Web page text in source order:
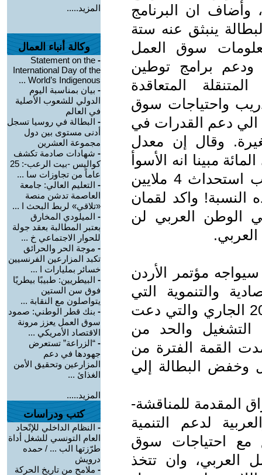
وأضاف ان البرنامج
ينبثق عنه ستة
سوق العمل
ودعم برامج توطين
المتعاقدة
واحتياجات سوق
الي دعم القدرات في
وقال إن معدل
الوطن العربي بلغ 14 في المائة مبينا انه الأسوأ
بين جميع مناطق العالم والامر يتطلب استحداث 4 ملايين
النسبة! واكد لقمان
الوطن العربي لن
مؤتمر الأردن
والتنموية التي
عقدت في الكويت في بداية عام 2009 الجاري والتي دعت
التشغيل والحد من
القمة الفترة من
وخفض البطالة إلي
المقدمة للمناقشة-
لدعم التنمية
مع احتياجات سوق
العربي، وان تتخذ
المزيد.....
وكالة أنباء العمال
-
Statement on the
International Day of the
World’s Indigenous ...
- بيان بمناسبة اليوم
الدولي للشعوب الأصلية
في العالم
- البطالة في روسيا تسجل
أدنى مستوى بين دول
مجموعة العشرين
- شهادات صادمة تكشف
كواليس -بيت الرعب-: 25
عاماً من تجاوزات سا ...
- التعليم العالي: جامعة
العاصمة تدشن منصة
«تلاقي» لربط البحث ا ...
- الميلودي المخارق
بعتبر المطالبة بعقد جولة
للحوار الاجتماعي خ ...
- موجة الحر والحرائق
تكبد المزارعين الفرنسيين
خسائر بمليارات ا ...
- البيطريين: طبيبًا بيطريًا
فوق سن الستين
يتواصلون مع النقابة ...
- بنك قطر الوطني: صمود
سوق العمل يعزز مرونة
الاقتصاد الأمريكي ...
- “الزراعة” تستعرض
جهودها في دعم
المزارعين وتحقيق الأمن
الغذائ ...
المزيد.....
كتب ودراسات
- النظام الداخلي للإتّحاد
العام التونسي للشغل أداة
طرّزتها الب ... / حمده
درويش
- ملامح من تاريخ الحركة